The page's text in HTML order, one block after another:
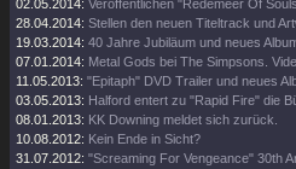
02.05.2014: Veröffentlichen "Redemeer Of
28.04.2014: Stellen den neuen Titeltrack und
19.03.2014: 40 Jahre Jubiläum und neues
07.01.2014: Metal Gods bei The Simpsons.
11.05.2013: "Epitaph" DVD Trailer und neues
03.05.2013: Halford entert zu "Rapid Fire" die
08.01.2013: KK Downing meldet sich zurück.
10.08.2012: Kein Ende in Sicht?
31.07.2012: "Screaming For Vengeance" 30th